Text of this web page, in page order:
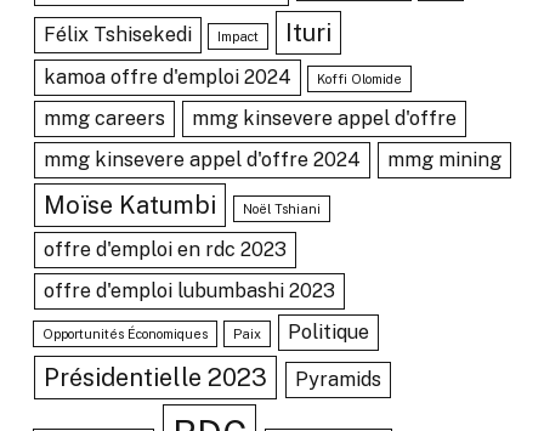
Félix Tshisekedi Impact Ituri
kamoa offre d'emploi 2024 Koffi Olomide
mmg careers
mmg kinsevere appel d'offre
mmg kinsevere appel d'offre 2024
mmg mining
Moïse Katumbi Noël Tshiani
offre d'emploi en rdc 2023
offre d'emploi lubumbashi 2023
Opportunités Économiques Paix Politique
Présidentielle 2023 Pyramids